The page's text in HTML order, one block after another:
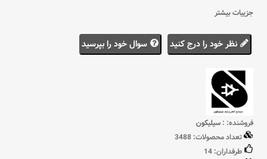
جزییات بیشتر
نظر خود را درج کنید سوال خود را بپرسید
فروشنده: : سيليكون
تعداد محصولات: 3488
طرفداران: 14